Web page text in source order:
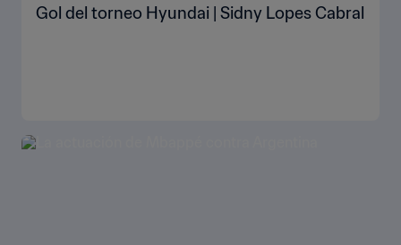
Gol del torneo Hyundai | Sidny Lopes Cabral